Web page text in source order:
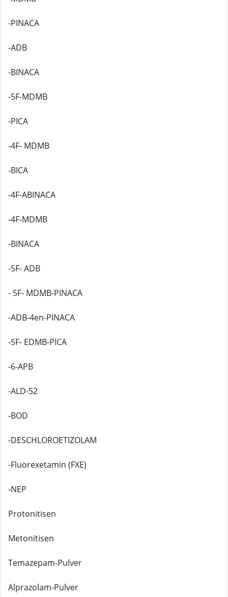
-PINACA
-ADB
-BINACA
-5F-MDMB
-PICA
-4F- MDMB
-BICA
-4F-ABINACA
-4F-MDMB
-BINACA
-5F- ADB
- 5F- MDMB-PINACA
-ADB-4en-PINACA
-5F- EDMB-PICA
-6-APB
-ALD-52
-BOD
-DESCHLOROETIZOLAM
-Fluorexetamin (FXE)
-NEP
Protonitisen
Metonitisen
Temazepam-Pulver
Alprazolam-Pulver